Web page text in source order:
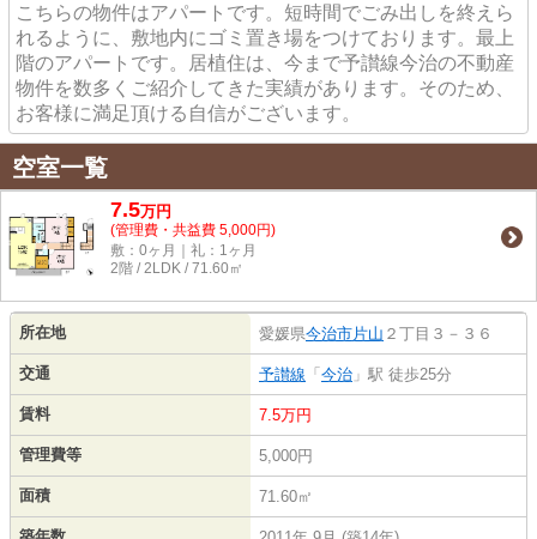
こちらの物件はアパートです。短時間でごみ出しを終えら
れるように、敷地内にゴミ置き場をつけております。最上
階のアパートです。居植住は、今まで予讃線今治の不動産
物件を数多くご紹介してきた実績があります。そのため、
お客様に満足頂ける自信がございます。
空室一覧
7.5万円
(管理費・共益費 5,000円)
敷：0ヶ月｜礼：1ヶ月
2階 / 2LDK / 71.60㎡
所在地 愛媛県今治市片山 ２丁目３－３６
交通 予讃線 「 今治 」駅 徒歩25分
賃料 7.5万円
管理費等 5,000円
面積 71.60㎡